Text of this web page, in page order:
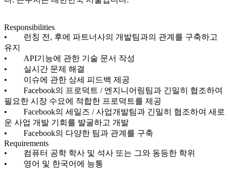
Responsibilities
• 런칭 전, 후에 파트너사의 개발팀과의 관계를 구축하고
유지
• API기능에 관한 기술 문서 작성
• 실시간 문제 해결
• 이슈에 관한 상세 피드백 제공
• Facebook의 프로덕트 / 엔지니어링팀과 긴밀히 협조하여
필요한 시장 수요에 적합한 프로덕트를 제공
• Facebook의 세일즈 / 사업개발팀과 긴밀히 협조하여 새로
운 사업 개발 기회를 발굴하고 개발
• Facebook의 다양한 팀과 관계를 구축
Requirements
• 컴퓨터 공학 학사 및 석사 또는 그와 동등한 학위
• 영어 및 한국어에 능통